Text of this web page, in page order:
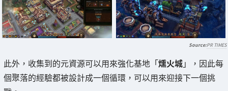
PR TIMES
此外，收集到的元資源可以用來強化基地「燻火城」，因此每
個聚落的經驗都被設計成一個循環，可以用來迎接下一個挑